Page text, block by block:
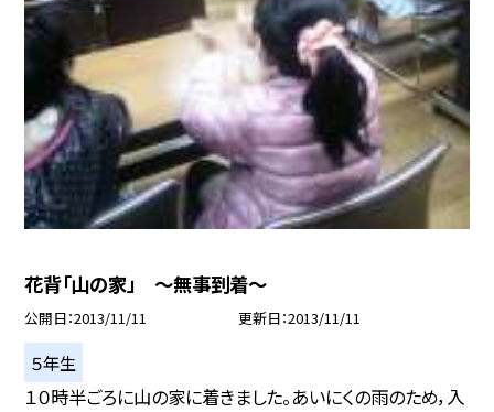
花背「山の家」 〜無事到着〜
公開日 2013/11/11 更新日 2013/11/11
５年生
１０時半ごろに山の家に着きました。あいにくの雨のため，入